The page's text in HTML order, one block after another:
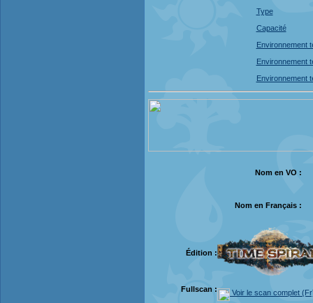
Type
Capacité
Environnement
Environnement
Environnement
Nom en VO :
Nom en Français :
Édition :
Fullscan : Voir le scan complet